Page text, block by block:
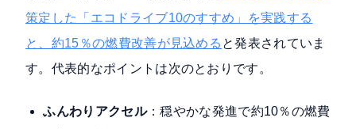
策定した「エコドライブ10のすすめ」を実践する
と、約15％の燃費改善が見込める と発表されていま
す。代表的なポイントは次のとおりです。
ふんわりアクセル：穏やかな発進で約10％の燃費